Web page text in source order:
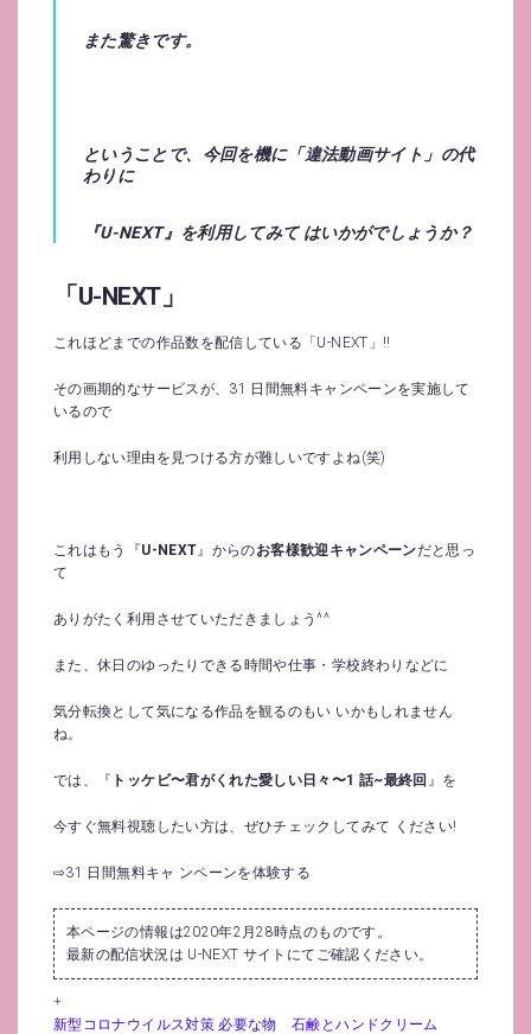
また驚きです。
ということで、今回を機に「違法動画サイト」の代
わりに
『U-NEXT』を利用してみて はいかがでしょうか？
「U-NEXT」
これほどまでの作品数を配信している「U-NEXT」!!
その画期的なサービスが、31 日間無料キャンペーンを実施して
いるので
利用しない理由を見つける方が難しいですよね(笑)
これはもう『U-NEXT 』からのお客様歓迎キャンペーンだと思っ
て
ありがたく利用させていただきましょう^^
また、休日のゆったりできる時間や仕事・学校終わりなどに
気分転換として気になる作品を観るのもい いかもしれません
ね。
では、『 トッケビ〜君がくれた愛しい日々〜1 話~最終回 』を
今すぐ無料視聴したい方は、ぜひチェックしてみて ください!
⇨31 日間無料キャ ンペーンを体験する
本ページの情報は2020年2月28時点のものです。
最新の配信状況は U-NEXT サイトにてご確認ください。
新型コロナウイルス対策 必要な物 石鹸とハンドクリーム